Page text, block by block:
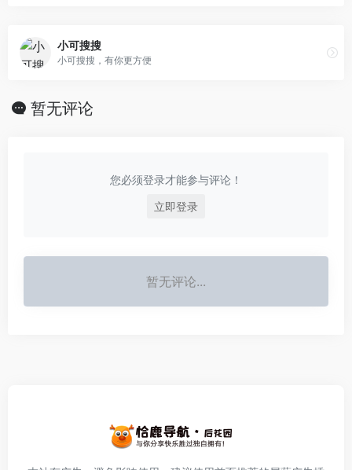
小可搜搜
小可搜搜，有你更方便
暂无评论
您必须登录才能参与评论！
立即登录
暂无评论...